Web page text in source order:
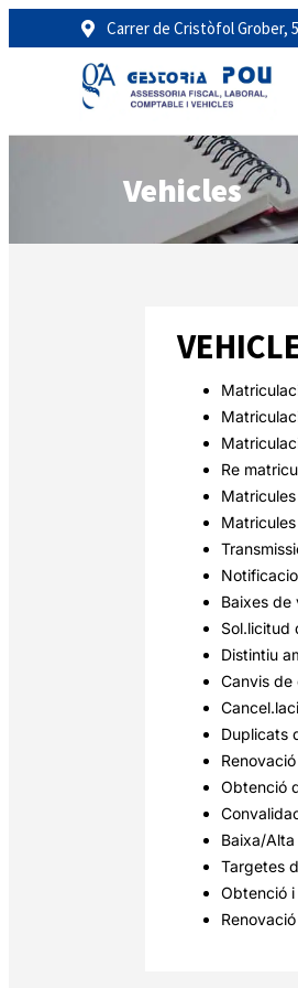
Carrer de Cristòfol Grober,
Vehicles
Re
Baixes de
Sol.licitud
Distintiu
Canvis de
Duplicats
Obtenció
Baixa/
Targetes
Obtenció